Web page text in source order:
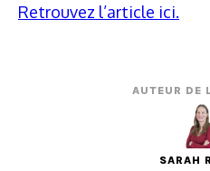
Retrouvez l’article ici.
AUTEUR DE
SARAH